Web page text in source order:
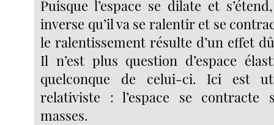
Puisque l’espace se dilate et
inverse qu’il va se ralentir et se
le ralentissement résulte d’un effet
Il n’est plus question d’espace
quelconque de celui-ci. Ici est
relativiste : l’espace se contracte
masses.